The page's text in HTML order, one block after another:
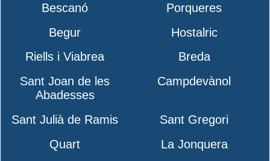
Bescanó
Porqueres
Begur
Hostalric
Riells i Viabrea
Breda
Sant Joan de les
Abadesses
Campdevànol
Sant Julià de Ramis
Sant Gregori
Quart
La Jonquera